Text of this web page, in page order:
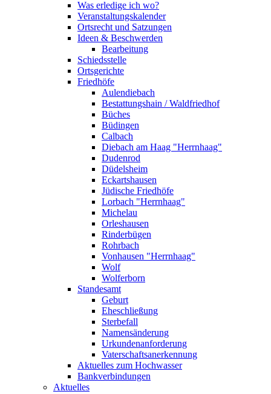
Was erledige ich wo?
Veranstaltungskalender
Ortsrecht und Satzungen
Ideen & Beschwerden
Bearbeitung
Schiedsstelle
Ortsgerichte
Friedhöfe
Aulendiebach
Bestattungshain / Waldfriedhof
Büches
Büdingen
Calbach
Diebach am Haag "Herrnhaag"
Dudenrod
Düdelsheim
Eckartshausen
Jüdische Friedhöfe
Lorbach "Herrnhaag"
Michelau
Orleshausen
Rinderbügen
Rohrbach
Vonhausen "Herrnhaag"
Wolf
Wolferborn
Standesamt
Geburt
Eheschließung
Sterbefall
Namensänderung
Urkundenanforderung
Vaterschaftsanerkennung
Aktuelles zum Hochwasser
Bankverbindungen
Aktuelles